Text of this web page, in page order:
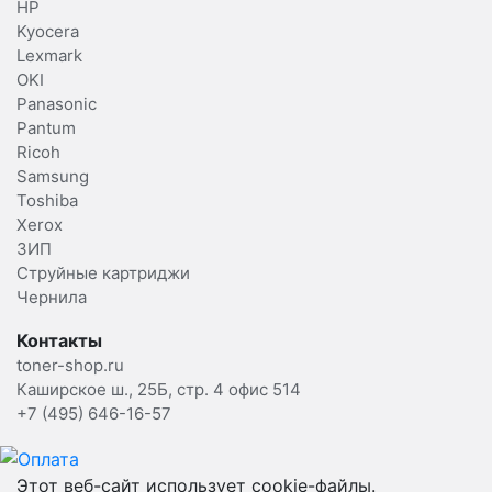
HP
Kyocera
Lexmark
OKI
Panasonic
Pantum
Ricoh
Samsung
Toshiba
Xerox
ЗИП
Струйные картриджи
Чернила
Контакты
toner-shop.ru
Каширское ш., 25Б, стр. 4 офис 514
+7 (495) 646-16-57
Этот веб-сайт использует cookie-файлы.